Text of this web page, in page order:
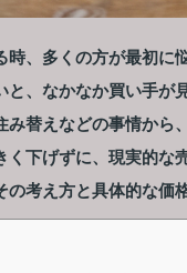
時、多くの方が最初に
と、なかなか買い手が
み替えなどの事情から
く下げずに、現実的な
の考え方と具体的な価